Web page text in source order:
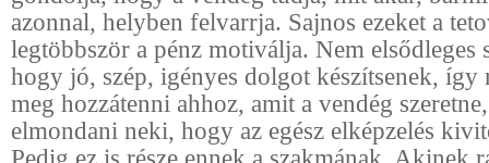
azonnal, helyben felvarrja. Sajnos ezeket a
legtöbbször a pénz motiválja. Nem elsődleges
hogy jó, szép, igényes dolgot készítsenek, így
meg hozzátenni ahhoz, amit a vendég
elmondani neki, hogy az egész elképzelés